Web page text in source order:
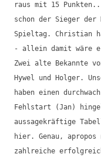
raus mit 15
schon der Sieger der
Spieltag. Christian
- allein damit wäre
Zwei alte Bekannte
Hywel und Holger.
haben einen
Fehlstart (Jan)
aussagekräftige
hier. Genau,
zahlreiche